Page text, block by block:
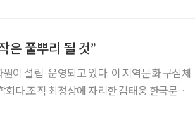
은 풀뿌리 될 것”
이 설립·운영되고 있다. 이 지역문화 구심체
다.조직 최정상에 자리한 김태웅 한국문화원